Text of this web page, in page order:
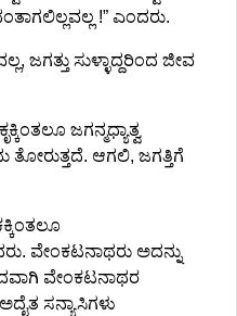
!” ಎಂದರು.
ಜಗತ್ತು ಸುಳ್ಳಾದ್ದರಿಂದ ಜೀವ
ಜಗನ್ಮಧ್ಯಾತ್ವ
ತೋರುತ್ತದೆ. ಆಗಲಿ, ಜಗತ್ತಿಗೆ
ವೇಂಕಟನಾಥರು ಅದನ್ನು
ವೇಂಕಟನಾಥರ
ಸನ್ಯಾಸಿಗಳು